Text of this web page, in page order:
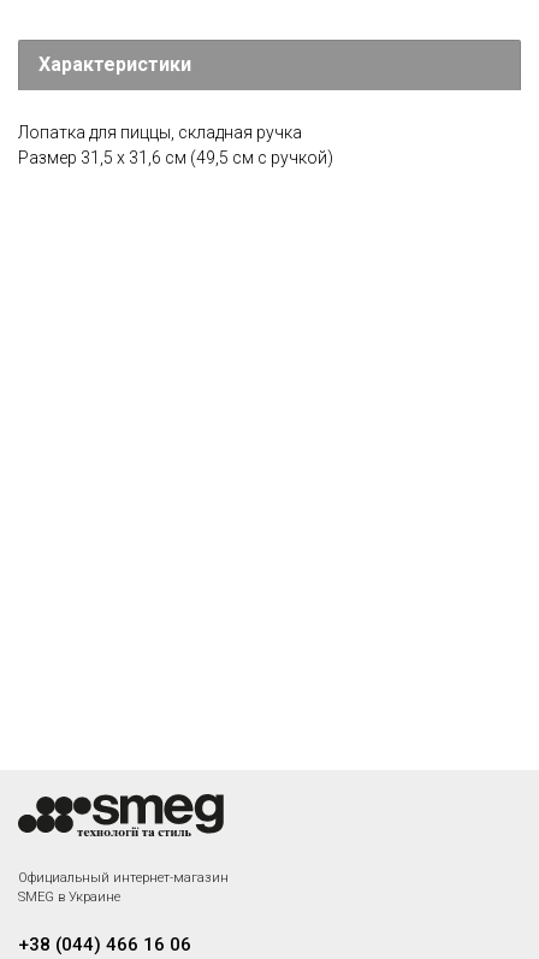
Характеристики
Лопатка для пиццы, складная ручка
Размер 31,5 х 31,6 см (49,5 см с ручкой)
Официальный интернет-магазин
SMEG в Украине
+38 (044) 466 16 06